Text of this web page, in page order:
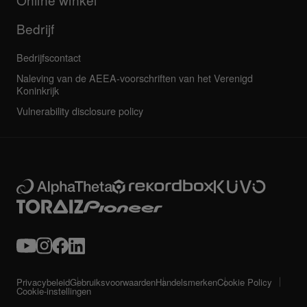
Bedrijf
Bedrijfscontact
Naleving van de AEEA-voorschriften van het Verenigd
Koninkrijk
Vulnerability disclosure policy
PrivacybeleidGebruiksvoorwaardenHandelsmerkenCookie Policy
Cookie-instellingen